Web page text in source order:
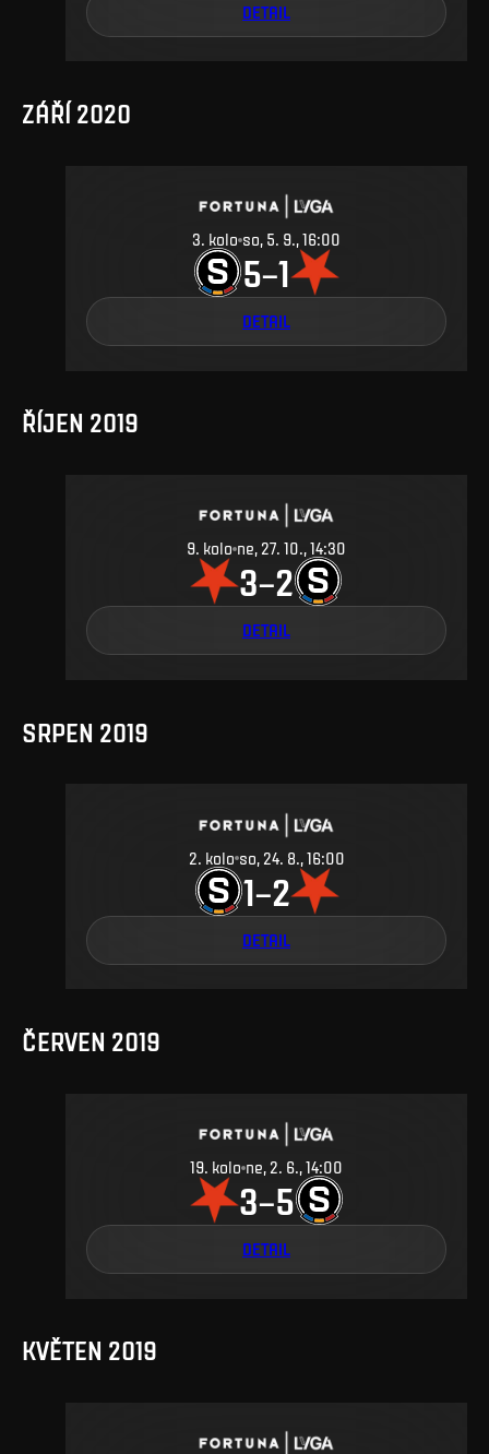
DETAIL
ZÁŘÍ 2020
3. kolo so, 5. 9., 16:00
5–1
DETAIL
ŘÍJEN 2019
9. kolo ne, 27. 10., 14:30
3–2
DETAIL
SRPEN 2019
2. kolo so, 24. 8., 16:00
1–2
DETAIL
ČERVEN 2019
19. kolo ne, 2. 6., 14:00
3–5
DETAIL
KVĚTEN 2019